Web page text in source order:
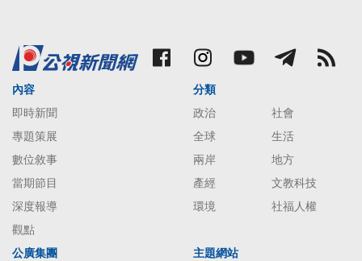
內容
即時新聞
專題策展
數位敘事
當期節目
深度報導
觀點
分類
政治
社會
全球
生活
兩岸
地方
產經
文教科技
環境
社福人權
公廣集團
主題網站